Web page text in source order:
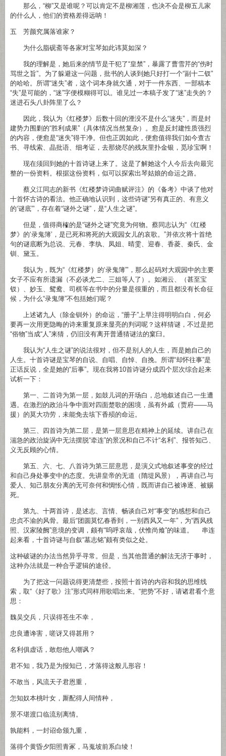
那么，“柳”又是谁呢？可以肯定不是柳湘莲，也决不会是柳五儿家
的什么人，他们的资格差得远呐！
五 芳颜究属落谁家？
为什么脂砚斋等各家对宝琴如此讳莫如深？
我的理解是，她后来的情节是干犯了“皇禁”，暴露了曹雪芹的“伤时
骂世之旨”。为了躲避这一问题，批书的人谈到她只好打一个“副十二钗”
的哈哈。所谓“迷失”者，这个词本身就欠通，对于一件东西、一部稿本
“失”是可能的，“迷”字便模糊得可以。谁见过一本稿子发了“迷”走失的？
迷进石头八卦阵里了么？
因此，我认为《红楼梦》后数十回的湮没不是什么“迷失”，而是封
建势力围剿的“胜利成果”（具体情况当然复杂）。愈是反封建性质强烈
的内容，便愈是“迷失”得干净。但也正因如此，便愈值得我们如今查古
书、寻线索、晶批语、细考证，去那烧尽的残灰里扑金银，觅珍宝啊！
现在须回到她的十首诗谜上来了。这是了解她这个人今后去向最完
整的一份资料。根据这份资料，似可以探索出琴姑娘的命运之路。
蔡义江同志的新书《红楼梦诗词曲赋评注》的《备考》中谈了他对
十首怀古诗的看法。他正确地认识到，这些诗谜“另有真正的、有意义
的‘谜底”’，存在着“谜外之谜”，是“人生之谜”。
但是，值得商榷的是“谜外之谜”究竟为何物。蔡同志认为“《红楼
梦》的‘录鬼簿’，是已死和将死的大观园女儿的哀歌。”并依次将十首绝
句的谜底断为总说、元春、李纨、凤姐、晴雯、迎春、香菱、秦氏、金
钏、黛玉。
我认为，既为“《红楼梦）的‘录鬼簿”’，那么起码对大观园中的主要
女子不应有所遗漏（不必谈尤二、三姐等人了）。如湘云、（甚至宝
钗）、妙玉、鸳鸯、司棋等在书中的分量是很重的，而且都没有长命征
候，为什么“录鬼簿”不包括她们呢？
上述诸九人（除金钏外）的命运，“册子”上早注得明明白白，何必
要再一次用更隐晦的诗来重复原来显亮的判词呢？这样猜谜，不过是把
“俗物”当成“人”来猜，仍旧没有离开普通猜谜法的窠臼。
我认为“人生之谜”的说法很对，但不是别人的人生，而是她自己的
人生。十首诗谜是宝琴的自说、自唱、自悼、自挽。所谓“却怀往事”是
正话反说，全是她的“后事”。现在我将10首诗谜分成四个层次综合起来
试析一下：
第一、二首诗为第一层，如鼓儿词的开场白，总地叙述自己一生遭
遇。在激烈的政治斗争中面对四面楚歌的困境，虽有外戚（贾府——马
援）的莫大功劳，未能免去垓下香殒的命运。
第三、四首诗为第二层，是第一层意思在精神上的延续。讲自己在
湍急的政治旋涡中无法摆脱“牵连”的景况和自己不计“名利”、报答知己、
义无反顾的心情。
第五、六、七、八首诗为第三层意思，是演义式地叙述事变的经过
和自己身处事变中的态度。先讲皇帝的无道（隋堤风景），再讲自己与
爱人、知己朋友分离的无可奈何和惆怅心情，既而讲自己被谗逐、被赐
死。
第九、十两首诗，是述志、言情、畅谈自己对“事变”的感想和自己
忠贞不渝的风骨。最后“团圆莫忆春香到，一别西风又一年”，为“西风残
照、汉家陵阙”意境的变调，颇有“呜呼哀哉，伏惟尚飨”的味道。 串连
起来看，十首诗谜与自叙“墓志铭”颇有类似之处。
这种破谜的办法当然异乎寻常。但是，当其他普通的解法无济于事时，
这种办法就是一种合乎逻辑的途径。
为了把这一问题说得更清楚些，按照十首诗的内容和我的思维线
索，取“《好了歌》注”形式同样用歌唱出来。“把势”不好，请诸君看个意
思：
魏吴交兵，只误得苍生不幸，
忠良遭谗害，嗟讶又得甚用？
名利俱虚话，敢怨他人嘲讽？
君不知，我乃是为报知已，才落得这般儿形容！
不敢当，风流天子君恩重，
怎知奴本桃叶女，厮配得人间情种，
景不堪渡口临流别离情。
孰能料，一封诏命颁九重，
落得个黄昏夕阳照青冢，马嵬坡前系白绫！